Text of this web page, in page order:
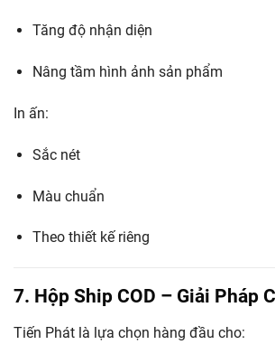
Tăng độ nhận diện
Nâng tầm hình ảnh sản phẩm
In ấn:
Sắc nét
Màu chuẩn
Theo thiết kế riêng
7. Hộp Ship COD – Giải Pháp
Tiến Phát là lựa chọn hàng đầu cho: